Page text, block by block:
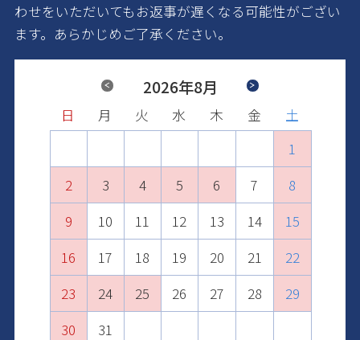
わせをいただいてもお返事が遅くなる可能性がござい
ます。あらかじめご了承ください。
2026年8月
日 月 火 水 木 金
土
1
2
3 4 5 6 7
8
9
10 11 12 13 14
15
16
17 18 19 20 21
22
23
24 25 26 27 28
29
30
31
日 月 火 水 木 金
土
5
6
7 8 9 10 11
12
13
14 15 16 17 18
19
20
21 22 23 24 25
26
27
28 29 30
日 月 火 水 木 金
土
3
4
5 6 7 8 9
10
11
12 13 14 15 16
17
18
19 20 21 22 23
24
25
26 27 28 29 30 31
日 月 火 水 木 金
土
7
8
9 10 11 12 13
14
15
16 17 18 19 20
21
22
23 24 25 26 27
28
29
30
日 月 火 水 木 金
土
5
6
7 8 9 10 11
12
13
14 15 16 17 18
19
20
21 22 23 24 25
26
27
28 29 30 31
日 月 火 水 木 金
土
2
3
4 5 6 7 8
9
10
11 12 13 14 15
16
17
18 19 20 21 22
23
24
25 26 27 28 29
30
31